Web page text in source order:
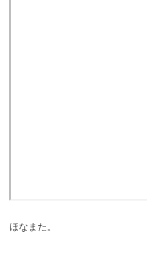
ほなまた。